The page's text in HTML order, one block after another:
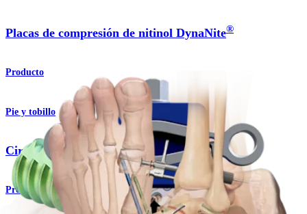
Placas de compresión de nitinol DynaNite®
Producto
Pie y tobillo
Cirugía mínimamente invasiva
Procedimiento